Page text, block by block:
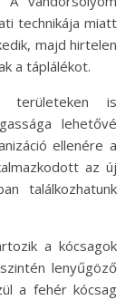
technikája miatt
majd hirtelen
a táplálékot.
területeken is
lehetővé
ellenére a
az új
találkozhatunk
a kócsagok
lenyűgöző
a fehér kócsag